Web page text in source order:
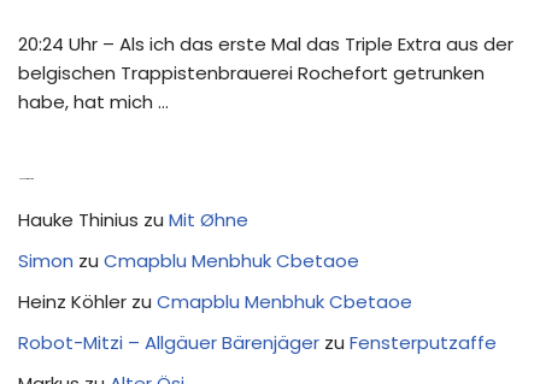
20:24 Uhr – Als ich das erste Mal das Triple Extra aus der
belgischen Trappistenbrauerei Rochefort getrunken
habe, hat mich …
Hauke Thinius zu Mit Øhne
Simon zu Cmapblu Menbhuk Cbetaoe
Heinz Köhler zu Cmapblu Menbhuk Cbetaoe
Robot-Mitzi – Allgäuer Bärenjäger zu Fensterputzaffe